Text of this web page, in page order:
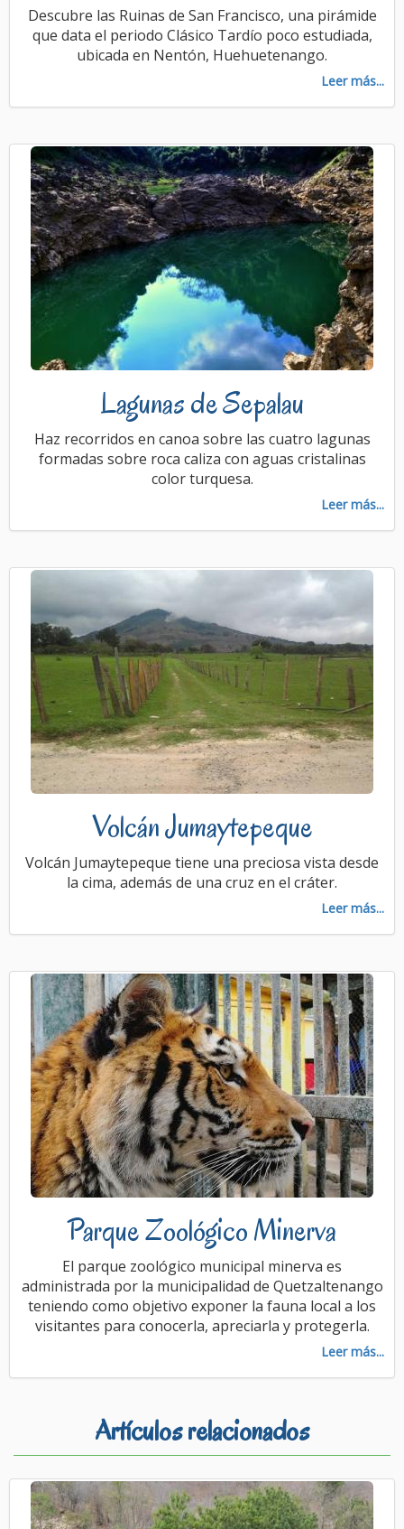
Descubre las Ruinas de San Francisco, una pirámide
que data el periodo Clásico Tardío poco estudiada,
ubicada en Nentón, Huehuetenango.
Leer más...
Lagunas de Sepalau
Haz recorridos en canoa sobre las cuatro lagunas
formadas sobre roca caliza con aguas cristalinas
color turquesa.
Leer más...
Volcán Jumaytepeque
Volcán Jumaytepeque tiene una preciosa vista desde
la cima, además de una cruz en el cráter.
Leer más...
Parque Zoológico Minerva
El parque zoológico municipal minerva es
administrada por la municipalidad de Quetzaltenango
teniendo como objetivo exponer la fauna local a los
visitantes para conocerla, apreciarla y protegerla.
Leer más...
Artículos relacionados